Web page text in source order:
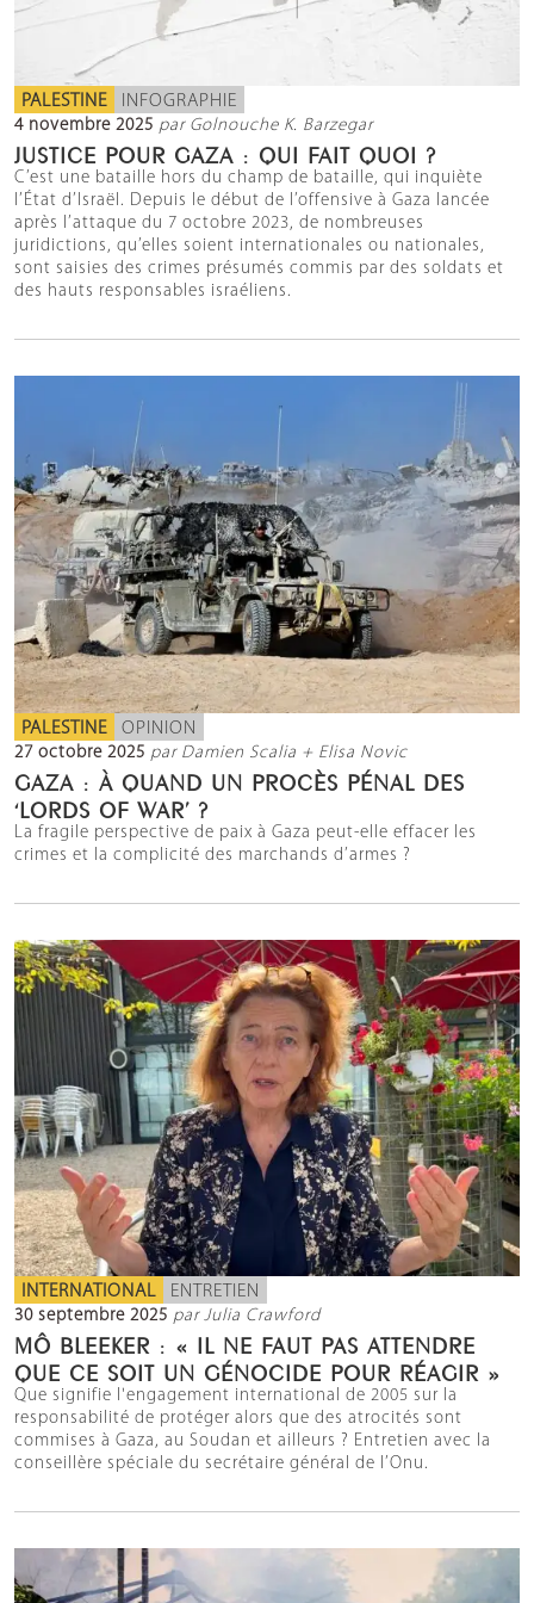
PALESTINE INFOGRAPHIE
4 novembre 2025 par Golnouche K. Barzegar
JUSTICE POUR GAZA : QUI FAIT QUOI ?
C’est une bataille hors du champ de bataille, qui inquiète
l’État d’Israël. Depuis le début de l’offensive à Gaza lancée
après l’attaque du 7 octobre 2023, de nombreuses
juridictions, qu’elles soient internationales ou nationales,
sont saisies des crimes présumés commis par des soldats et
des hauts responsables israéliens.
PALESTINE OPINION
27 octobre 2025 par Damien Scalia + Elisa Novic
GAZA : À QUAND UN PROCÈS PÉNAL DES
‘LORDS OF WAR’ ?
La fragile perspective de paix à Gaza peut-elle effacer les
crimes et la complicité des marchands d’armes ?
INTERNATIONAL ENTRETIEN
30 septembre 2025 par Julia Crawford
MÔ BLEEKER : « IL NE FAUT PAS ATTENDRE
QUE CE SOIT UN GÉNOCIDE POUR RÉAGIR »
Que signifie l'engagement international de 2005 sur la
responsabilité de protéger alors que des atrocités sont
commises à Gaza, au Soudan et ailleurs ? Entretien avec la
conseillère spéciale du secrétaire général de l’Onu.